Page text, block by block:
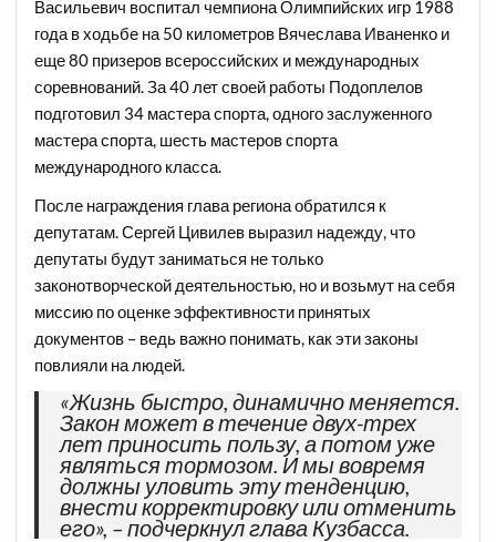
Васильевич воспитал чемпиона Олимпийских игр 1988
года в ходьбе на 50 километров Вячеслава Иваненко и
еще 80 призеров всероссийских и международных
соревнований. За 40 лет своей работы Подоплелов
подготовил 34 мастера спорта, одного заслуженного
мастера спорта, шесть мастеров спорта
международного класса.
После награждения глава региона обратился к
депутатам. Сергей Цивилев выразил надежду, что
депутаты будут заниматься не только
законотворческой деятельностью, но и возьмут на себя
миссию по оценке эффективности принятых
документов – ведь важно понимать, как эти законы
повлияли на людей.
«Жизнь быстро, динамично меняется.
Закон может в течение двух-трех
лет приносить пользу, а потом уже
являться тормозом. И мы вовремя
должны уловить эту тенденцию,
внести корректировку или отменить
его», – подчеркнул глава Кузбасса.